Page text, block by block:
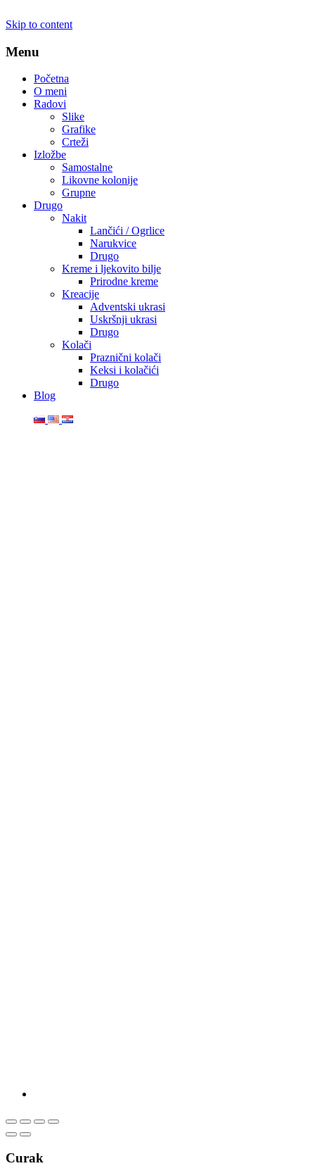
Skip to content
Menu
Početna
O meni
Radovi
Slike
Grafike
Crteži
Izložbe
Samostalne
Likovne kolonije
Grupne
Drugo
Nakit
Lančići / Ogrlice
Narukvice
Drugo
Kreme i ljekovito bilje
Prirodne kreme
Kreacije
Adventski ukrasi
Uskršnji ukrasi
Drugo
Kolači
Praznični kolači
Keksi i kolačići
Drugo
Blog
Curak